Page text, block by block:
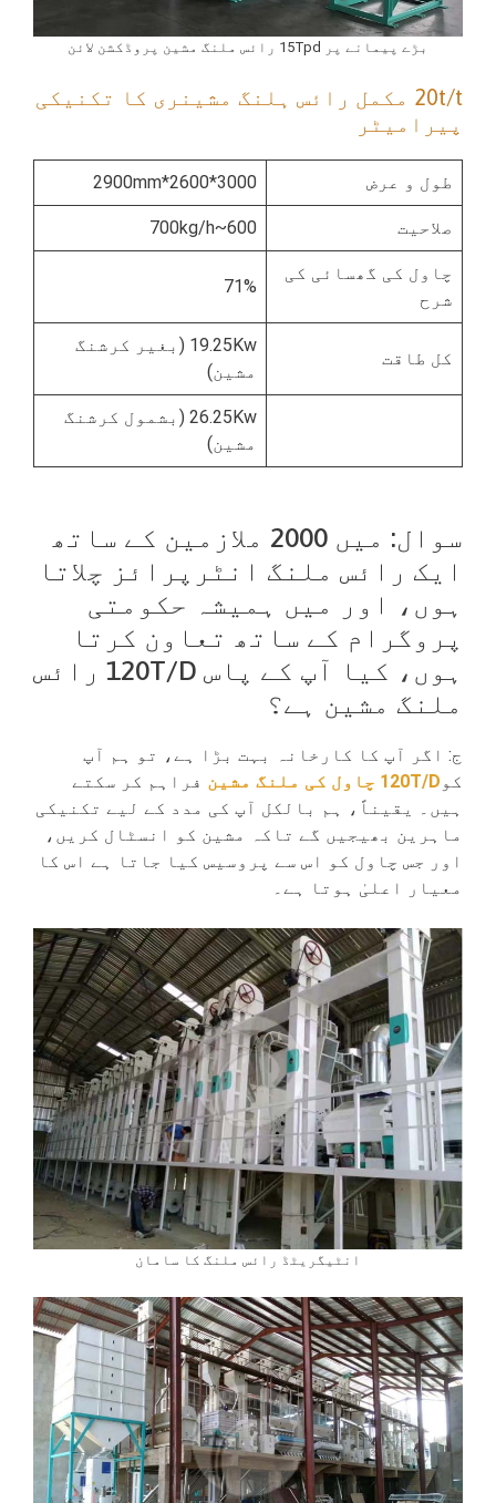
بڑے پیمانے پر 15Tpd رائس ملنگ مشین پروڈکشن لائن
20t/t مکمل رائس ہلنگ مشینری کا تکنیکی
پیرامیٹر
طول و عرض 3000*2600*2900mm
صلاحیت 600~700kg/h
چاول کی گھسائی کی
شرح
71%
کل طاقت
19.25Kw (بغیر کرشنگ
مشین)
26.25Kw (بشمول کرشنگ
مشین)
سوال: میں 2000 ملازمین کے ساتھ
ایک رائس ملنگ انٹرپرائز چلاتا
ہوں، اور میں ہمیشہ حکومتی
پروگرام کے ساتھ تعاون کرتا
ہوں، کیا آپ کے پاس 120T/D رائس
ملنگ مشین ہے؟
ج: اگر آپ کا کارخانہ بہت بڑا ہے، تو ہم آپ
کو 120T/D چاول کی ملنگ مشین
فراہم کر سکتے
ہیں۔ یقیناً، ہم بالکل آپ کی مدد کے لیے تکنیکی
ماہرین بھیجیں گے تاکہ مشین کو انسٹال کریں،
اور جس چاول کو اس سے پروسیس کیا جاتا ہے اس کا
معیار اعلیٰ ہوتا ہے۔
انٹیگریٹڈ رائس ملنگ کا سامان